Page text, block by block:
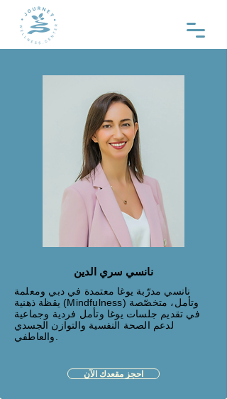
نانسي سري الدين
نانسي مدرّبة يوغا معتمدة في دبي ومعلمة
يقظة ذهنية (Mindfulness) وتأمل، متخصّصة
في تقديم جلسات يوغا وتأمل فردية وجماعية
لدعم الصحة النفسية والتوازن الجسدي
احجز مقعدك الآن